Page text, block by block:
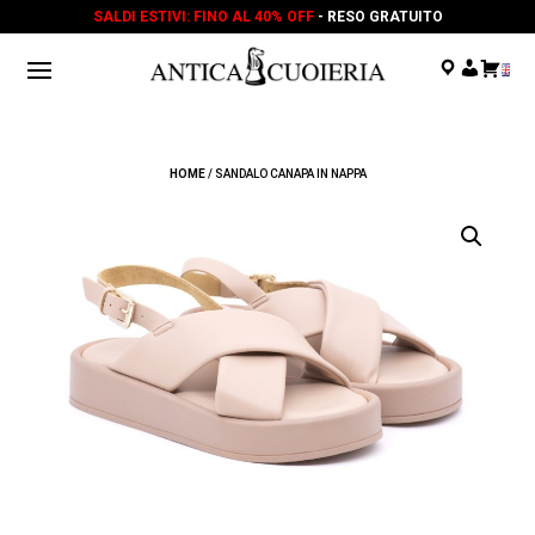
SALDI ESTIVI: FINO AL 40% OFF- RESO GRATUITO
. . .
HOME/ SANDALO CANAPA IN NAPPA